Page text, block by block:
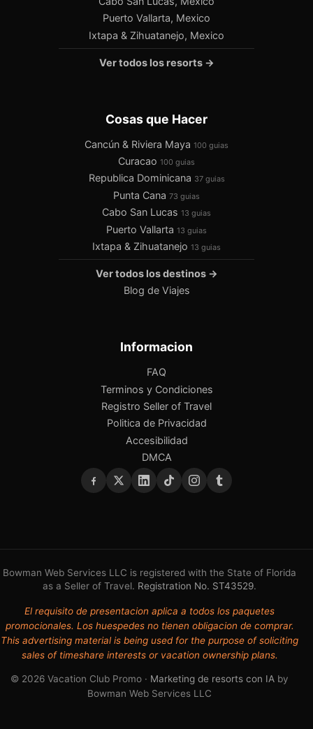
Puerto Vallarta, Mexico
Ixtapa & Zihuatanejo, Mexico
Ver todos los resorts →
Cosas que Hacer
Cancún & Riviera Maya 100 guias
Curacao 100 guias
Republica Dominicana 37 guias
Punta Cana 73 guias
Cabo San Lucas 13 guias
Puerto Vallarta 13 guias
Ixtapa & Zihuatanejo 13 guias
Ver todos los destinos →
Blog de Viajes
Informacion
FAQ
Terminos y Condiciones
Registro Seller of Travel
Politica de Privacidad
Accesibilidad
DMCA
Bowman Web Services LLC is registered with the State of Florida
as a Seller of Travel. Registration No. ST43529.
El requisito de presentacion aplica a todos los paquetes
promocionales. Los huespedes no tienen obligacion de comprar.
This advertising material is being used for the purpose of soliciting
sales of timeshare interests or vacation ownership plans.
© 2026 Vacation Club Promo · Marketing de resorts con IA by
Bowman Web Services LLC